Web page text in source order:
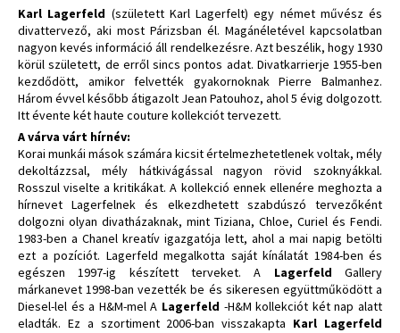
Karl Lagerfeld (született Karl Lagerfelt) egy német művész és
divattervező, aki most Párizsban él. Magánéletével kapcsolatban
nagyon kevés információ áll rendelkezésre. Azt beszélik, hogy 1930
körül született, de erről sincs pontos adat. Divatkarrierje 1955-ben
kezdődött, amikor felvették gyakornoknak Pierre Balmanhez.
Három évvel később átigazolt Jean Patouhoz, ahol 5 évig dolgozott.
Itt évente két haute couture kollekciót tervezett.
A várva várt hírnév:
Korai munkái mások számára kicsit értelmezhetetlenek voltak, mély
dekoltázzsal, mély hátkivágással nagyon rövid szoknyákkal.
Rosszul viselte a kritikákat. A kollekció ennek ellenére meghozta a
hírnevet Lagerfelnek és elkezdhetett szabdúszó tervezőként
dolgozni olyan divatházaknak, mint Tiziana, Chloe, Curiel és Fendi.
1983-ben a Chanel kreatív igazgatója lett, ahol a mai napig betölti
ezt a pozíciót. Lagerfeld megalkotta saját kínálatát 1984-ben és
egészen 1997-ig készített terveket. A LagerfeldGallery
márkanevet 1998-ban vezették be és sikeresen együttműködött a
Diesel-lel és a H&M-mel A Lagerfeld -H&M kollekciót két nap alatt
eladták. Ez a szortiment 2006-ban visszakapta Karl Lagerfeld